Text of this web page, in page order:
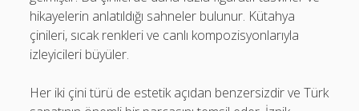
hikayelerin anlatıldığı sahneler bulunur. Kütahya
çinileri, sıcak renkleri ve canlı kompozisyonlarıyla
izleyicileri büyüler.
Her iki çini türü de estetik açıdan benzersizdir ve Türk